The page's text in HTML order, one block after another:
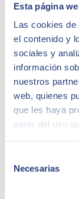
Esta página
Las cookies
el contenido y
sociales y
información
nuestros
web, quienes
que les haya
partir del uso
Necesarias
Pau
Súmate a la
como una aventura.
Te esperamos en
¡No olvides pasarte
tenemos mucha